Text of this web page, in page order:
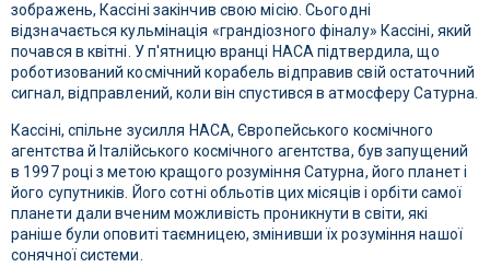
зображень, Кассіні закінчив свою місію. Сьогодні
відзначається кульмінація «грандіозного фіналу» Кассіні, який
почався в квітні. У п'ятницю вранці НАСА підтвердила, що
роботизований космічний корабель відправив свій остаточний
сигнал, відправлений, коли він спустився в атмосферу Сатурна.
Кассіні, спільне зусилля НАСА, Європейського космічного
агентства й Італійського космічного агентства, був запущений
в 1997 році з метою кращого розуміння Сатурна, його планет і
його супутників. Його сотні обльотів цих місяців і орбіти самої
планети дали вченим можливість проникнути в світи, які
раніше були оповиті таємницею, змінивши їх розуміння нашої
сонячної системи.